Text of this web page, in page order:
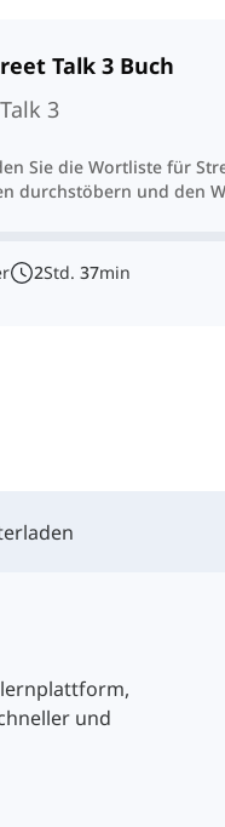
Talk 3 Buch
3
Sie die Wortliste für
durchstöbern und den
2Std. 37min
und